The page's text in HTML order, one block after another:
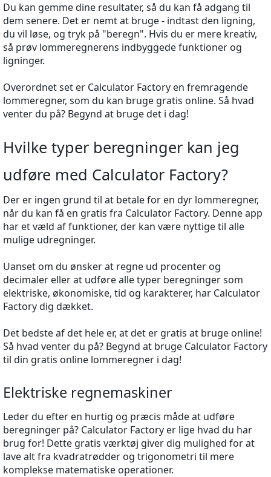
Du kan gemme dine resultater, så du kan få adgang til
dem senere. Det er nemt at bruge - indtast den ligning,
du vil løse, og tryk på "beregn". Hvis du er mere kreativ,
så prøv lommeregnerens indbyggede funktioner og
ligninger.
Overordnet set er Calculator Factory en fremragende
lommeregner, som du kan bruge gratis online. Så hvad
venter du på? Begynd at bruge det i dag!
Hvilke typer beregninger kan jeg
udføre med Calculator Factory?
Der er ingen grund til at betale for en dyr lommeregner,
når du kan få en gratis fra Calculator Factory. Denne app
har et væld af funktioner, der kan være nyttige til alle
mulige udregninger.
Uanset om du ønsker at regne ud procenter og
decimaler eller at udføre alle typer beregninger som
elektriske, økonomiske, tid og karakterer, har Calculator
Factory dig dækket.
Det bedste af det hele er, at det er gratis at bruge online!
Så hvad venter du på? Begynd at bruge Calculator Factory
til din gratis online lommeregner i dag!
Elektriske regnemaskiner
Leder du efter en hurtig og præcis måde at udføre
beregninger på? Calculator Factory er lige hvad du har
brug for! Dette gratis værktøj giver dig mulighed for at
lave alt fra kvadratrødder og trigonometri til mere
komplekse matematiske operationer.